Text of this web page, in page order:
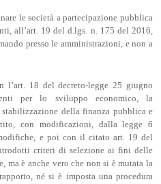
le società a partecipazione pubblica
all’art. 19 del d.lgs. n. 175 del 2016,
presso le amministrazioni, e non a
18 del decreto-legge 25 giugno
per lo sviluppo economico, la
della finanza pubblica e
con modificazioni, dalla legge 6
e poi con il citato art. 19 del
criteri di selezione ai fini delle
ma è anche vero che non si è mutata la
né si è imposta una procedura